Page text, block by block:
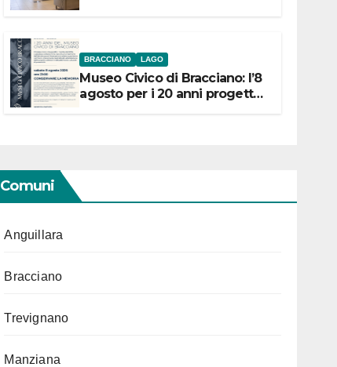
BRACCIANO LAGO
Museo Civico di Bracciano: l’8
agosto per i 20 anni progetto
Comuni
Anguillara
Bracciano
Trevignano
Manziana